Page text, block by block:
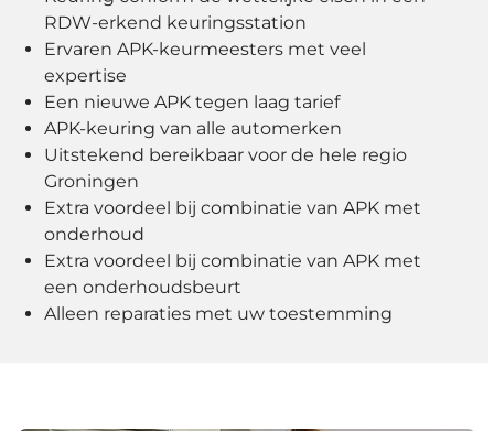
RDW-erkend keuringsstation
Ervaren APK-keurmeesters met veel
expertise
Een nieuwe APK tegen laag tarief
APK-keuring van alle automerken
Uitstekend bereikbaar voor de hele regio
Groningen
Extra voordeel bij combinatie van APK met
onderhoud
Extra voordeel bij combinatie van APK met
een onderhoudsbeurt
Alleen reparaties met uw toestemming